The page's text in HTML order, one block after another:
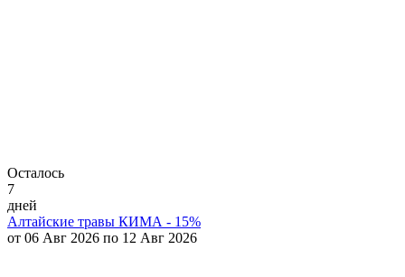
Осталось
7
дней
Алтайские травы КИМА - 15%
от 06 Авг 2026 по 12 Авг 2026